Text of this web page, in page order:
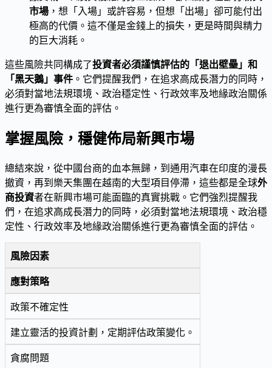
市場 ，想「入場」或許容易，但想「出場」卻可能付出
極高的代價。這不僅是金錢上的損失，更是時間與精力
的巨大消耗。
這些風險共同構成了投資者必須謹慎評估的「退出壁壘」和
「黑天鵝」事件 。它們提醒我們，在追求高成長潛力的同時，
必須對當地法規環境、政治穩定性、行政效率及地緣政治關係
進行更為審慎全面的評估。
掌握風險，穩健佈局新興市場
總結來說，從中國台商的血本無歸，到通用汽車在印度的漫長
撤資，再到樂天集團在越南的大型項目停滯，這些都是全球外
商投資者在新興市場可能面臨的真實挑戰。它們強烈提醒我
們，在追求高成長潛力的同時，必須對當地法規環境、政治穩
定性、行政效率及地緣政治關係進行更為審慎全面的評估。
風險因素
應對策略
政策不確定性
建立靈活的投資計劃，定期評估政策變化。
貪腐問題